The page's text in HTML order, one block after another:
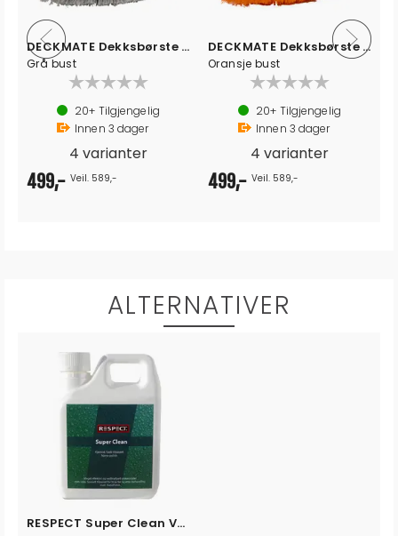
DECKMATE Dekksbørste - Soft
Grå bust
20+ Tilgjengelig
Innen 3 dager
4 varianter
499,- Veil. 589,-
DECKMATE Dekksbørste - Medium
Oransje bust
20+ Tilgjengelig
Innen 3 dager
4 varianter
499,- Veil. 589,-
ALTERNATIVER
RESPECT Super Clean Vask - 1L